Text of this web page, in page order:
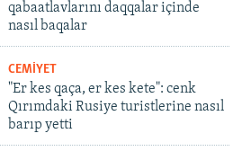
qabaatlavlarını daqqalar içinde
nasıl baqalar
CEMİYET
"Er kes qaça, er kes kete": cenk
Qırımdaki Rusiye turistlerine nasıl
barıp yetti